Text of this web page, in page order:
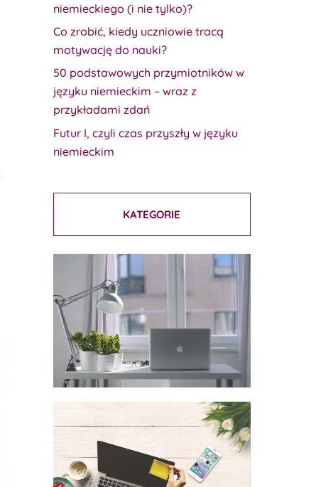
niemieckiego (i nie tylko)?
Co zrobić, kiedy uczniowie tracą
motywację do nauki?
50 podstawowych przymiotników w
języku niemieckim – wraz z
przykładami zdań
Futur I, czyli czas przyszły w języku
niemieckim
KATEGORIE